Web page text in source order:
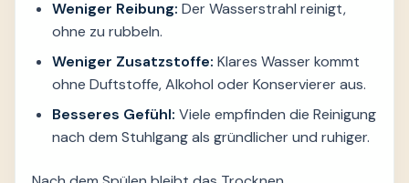
Weniger Reibung: Der Wasserstrahl reinigt,
ohne zu rubbeln.
Weniger Zusatzstoffe: Klares Wasser kommt
ohne Duftstoffe, Alkohol oder Konservierer aus.
Besseres Gefühl: Viele empfinden die Reinigung
nach dem Stuhlgang als gründlicher und ruhiger.